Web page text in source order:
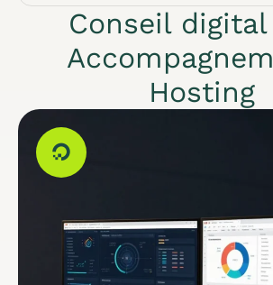
Conseil digital
Hosting